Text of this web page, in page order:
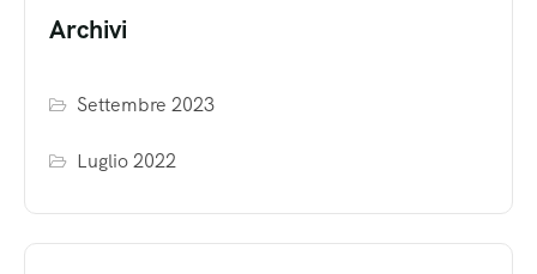
Archivi
Settembre 2023
Luglio 2022